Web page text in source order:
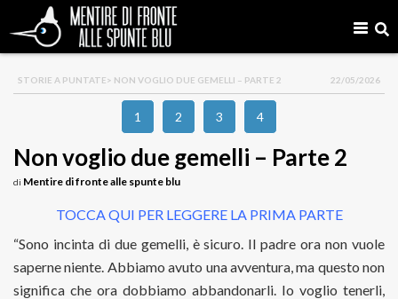
STORIE A PUNTATE> NON VOGLIO DUE GEMELLI – PARTE 2 22/05/2026
1 2 3 4
Non voglio due gemelli – Parte 2
di Mentire di fronte alle spunte blu
TOCCA QUI PER LEGGERE LA PRIMA PARTE
“Sono incinta di due gemelli, è sicuro. Il padre ora non vuole
saperne niente. Abbiamo avuto una avventura, ma questo non
significa che ora dobbiamo abbandonarli. Io voglio tenerli,